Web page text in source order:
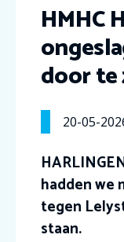
HMHC
door
20-05-
hadden we
tegen
staan.